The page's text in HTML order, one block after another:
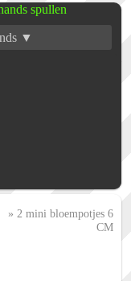
spullen
▼
» 2 mini bloempotjes 6
CM